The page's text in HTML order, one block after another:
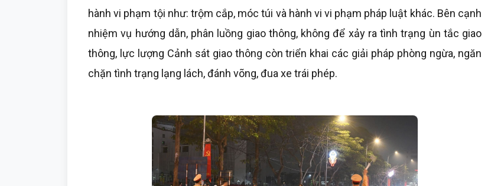
hành vi phạm tội như: trộm cắp, móc túi và hành vi vi phạm pháp luật khác. Bên cạnh
nhiệm vụ hướng dẫn, phân luồng giao thông, không để xảy ra tình trạng ùn tắc giao
thông, lực lượng Cảnh sát giao thông còn triển khai các giải pháp phòng ngừa, ngăn
chặn tình trạng lạng lách, đánh võng, đua xe trái phép.